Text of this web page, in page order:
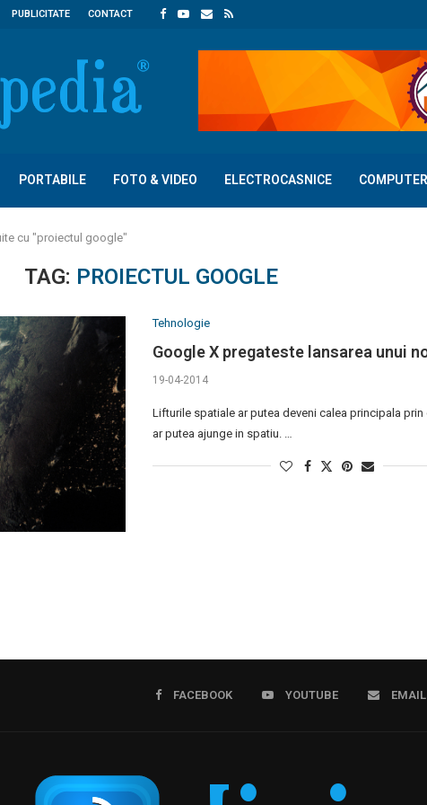
PUBLICITATE CONTACT
PORTABILE FOTO & VIDEO ELECTROCASNICE
cu "proiectul google"
TAG: PROIECTUL GOOGLE
Tehnologie
Google X pregateste lansarea unui
19-04-2014
Lifturile spatiale ar putea deveni calea principala prin
ar putea ajunge in spatiu. …
FACEBOOK YOUTUBE EMAIL